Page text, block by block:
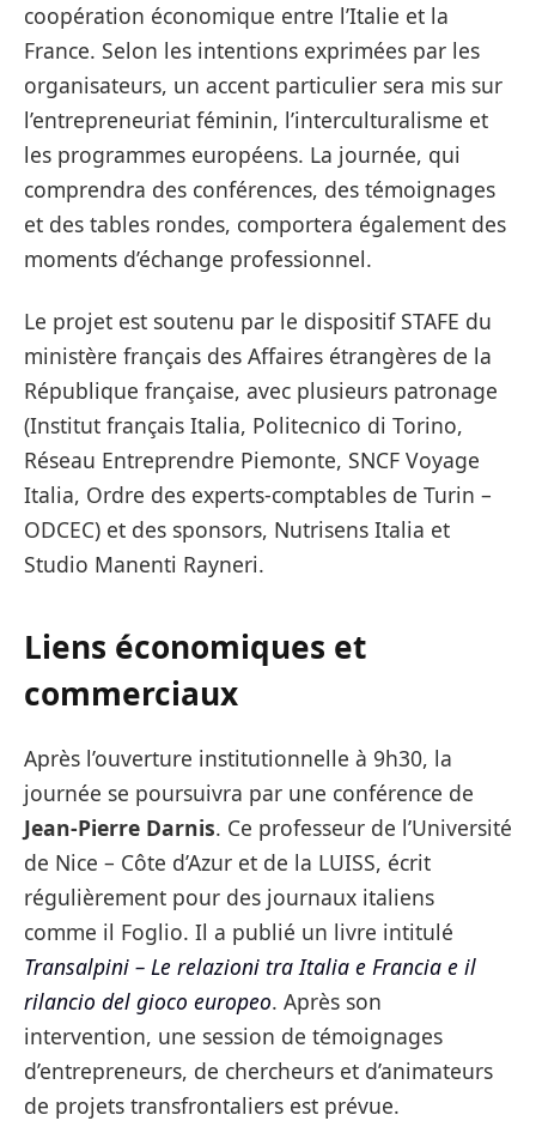
coopération économique entre l’Italie et la
France. Selon les intentions exprimées par les
organisateurs, un accent particulier sera mis sur
l’entrepreneuriat féminin, l’interculturalisme et
les programmes européens. La journée, qui
comprendra des conférences, des témoignages
et des tables rondes, comportera également des
moments d’échange professionnel.
Le projet est soutenu par le dispositif STAFE du
ministère français des Affaires étrangères de la
République française, avec plusieurs patronage
(Institut français Italia, Politecnico di Torino,
Réseau Entreprendre Piemonte, SNCF Voyage
Italia, Ordre des experts-comptables de Turin –
ODCEC) et des sponsors, Nutrisens Italia et
Studio Manenti Rayneri.
Liens économiques et
commerciaux
Après l’ouverture institutionnelle à 9h30, la
journée se poursuivra par une conférence de
Jean-Pierre Darnis. Ce professeur de l’Université
de Nice – Côte d’Azur et de la LUISS, écrit
régulièrement pour des journaux italiens
comme il Foglio. Il a publié un livre intitulé
Transalpini – Le relazioni tra Italia e Francia e il
rilancio del gioco europeo. Après son
intervention, une session de témoignages
d’entrepreneurs, de chercheurs et d’animateurs
de projets transfrontaliers est prévue.